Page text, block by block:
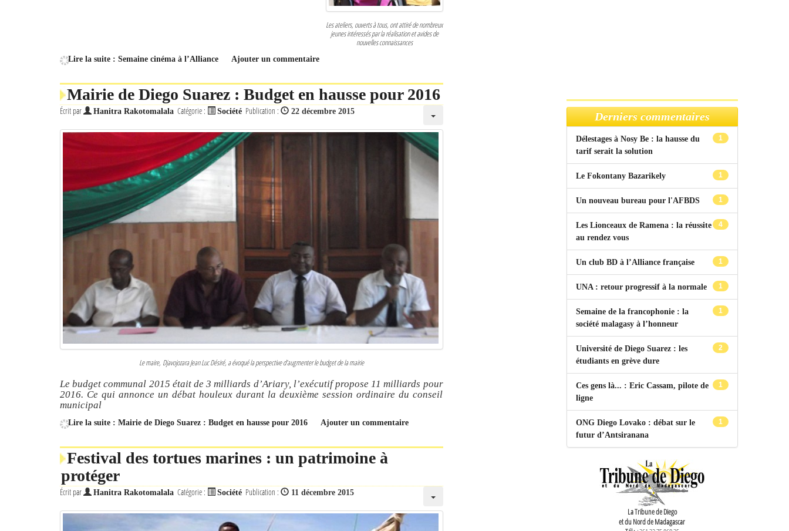
Les ateliers, ouverts à tous, ont attiré de nombreux
jeunes intéressés par la réalisation et avides de
nouvelles connaissances
Lire la suite : Semaine cinéma à l’Alliance Ajouter un commentaire
Mairie de Diego Suarez : Budget en hausse pour 2016
Écrit par Hanitra Rakotomalala Catégorie : Société Publication : 22 décembre 2015
Le maire, Djavojozara Jean Luc Désiré, a évoqué la perspective d’augmenter le budget de la mairie
Le budget communal 2015 était de 3 milliards d’Ariary, l’exécutif propose 11 milliards pour
2016. Ce qui annonce un débat houleux durant la deuxième session ordinaire du conseil
municipal
Lire la suite : Mairie de Diego Suarez : Budget en hausse pour 2016 Ajouter un commentaire
Festival des tortues marines : un patrimoine à
protéger
Écrit par Hanitra Rakotomalala Catégorie : Société Publication : 11 décembre 2015
Derniers commentaires
1
Délestages à Nosy Be : la hausse du
tarif serait la solution
1
Le Fokontany Bazarikely
1
Un nouveau bureau pour l'AFBDS
4
Les Lionceaux de Ramena : la réussite
au rendez vous
1
Un club BD à l’Alliance française
1
UNA : retour progressif à la normale
1
Semaine de la francophonie : la
société malagasy à l’honneur
2
Université de Diego Suarez : les
étudiants en grève dure
1
Ces gens là... : Eric Cassam, pilote de
ligne
1
ONG Diego Lovako : débat sur le
futur d’Antsiranana
La Tribune de Diego
et du Nord de Madagascar